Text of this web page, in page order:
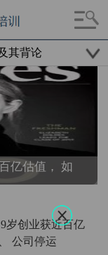
其背论
亿估值， 如
岁创业获近百亿
公司停运